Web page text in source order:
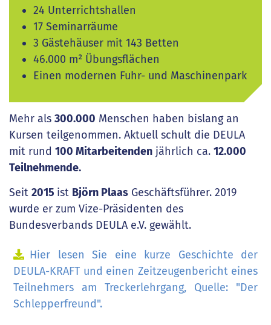
24 Unterrichtshallen
17 Seminarräume
3 Gästehäuser mit 143 Betten
46.000 m² Übungsflächen
Einen modernen Fuhr- und Maschinenpark
Mehr als 300.000 Menschen haben bislang an
Kursen teilgenommen. Aktuell schult die DEULA
mit rund 100 Mitarbeitenden jährlich ca. 12.000
Teilnehmende.
Seit 2015 ist Björn Plaas Geschäftsführer. 2019
wurde er zum Vize-Präsidenten des
Bundesverbands DEULA e.V. gewählt.
Hier lesen Sie eine kurze Geschichte der
DEULA-KRAFT und einen Zeitzeugenbericht eines
Teilnehmers am Treckerlehrgang, Quelle: "Der
Schlepperfreund".